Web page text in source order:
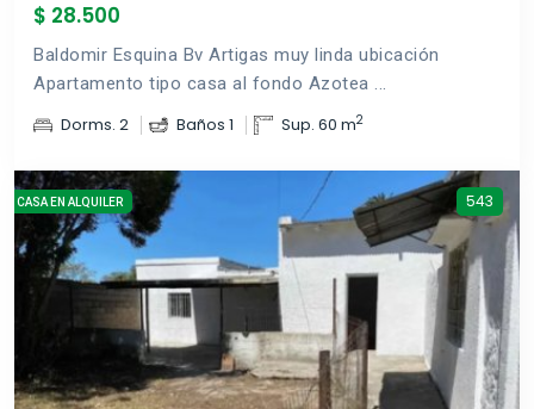
$ 28.500
Baldomir Esquina Bv Artigas muy linda ubicación
Apartamento tipo casa al fondo Azotea ...
Dorms. 2 Baños 1 Sup. 60 m2
CASA EN ALQUILER 543